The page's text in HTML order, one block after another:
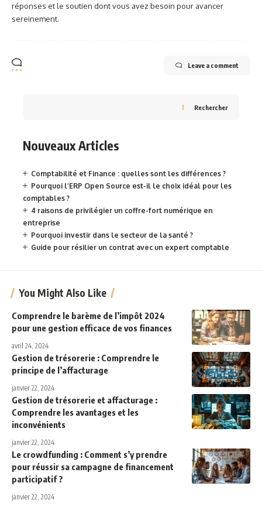
réponses et le soutien dont vous avez besoin pour avancer
sereinement.
Leave a comment
Rechercher
Nouveaux Articles
Comptabilité et Finance : quelles sont les différences ?
Pourquoi l’ERP Open Source est-il le choix idéal pour les
comptables ?
4 raisons de privilégier un coffre-fort numérique en
entreprise
Pourquoi investir dans le secteur de la santé ?
Guide pour résilier un contrat avec un expert comptable
You Might Also Like
Comprendre le barème de l’impôt 2024
pour une gestion efficace de vos finances
avril 24, 2024
Gestion de trésorerie : Comprendre le
principe de l’affacturage
janvier 22, 2024
Gestion de trésorerie et affacturage :
Comprendre les avantages et les
inconvénients
janvier 22, 2024
Le crowdfunding : Comment s’y prendre
pour réussir sa campagne de financement
participatif ?
janvier 22, 2024